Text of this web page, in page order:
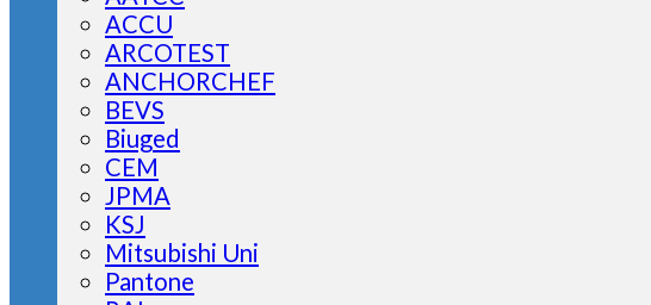
ACCU
ARCOTEST
ANCHORCHEF
BEVS
Biuged
CEM
JPMA
KSJ
Mitsubishi Uni
Pantone